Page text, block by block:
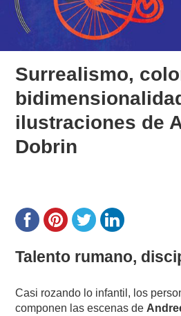
Surrealismo,
ilustraciones de
Dobrin
Talento rumano,
Casi rozando lo infantil, los
componen las escenas de